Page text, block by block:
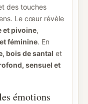
des touches
Le cœur révèle
et pivoine,
féminine. En
bois de santal et
sensuel et
émotions